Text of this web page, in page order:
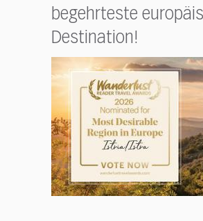
begehrteste
Destination!